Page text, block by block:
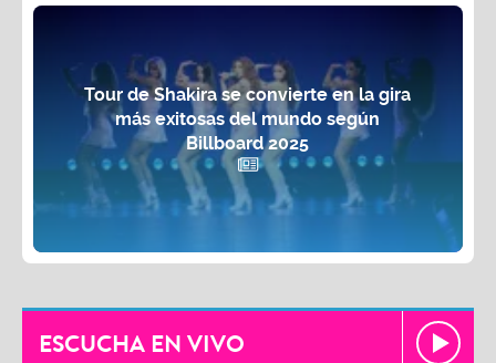
Tour de Shakira se convierte en la gira
más exitosas del mundo según
Billboard 2025
ESCUCHA EN VIVO